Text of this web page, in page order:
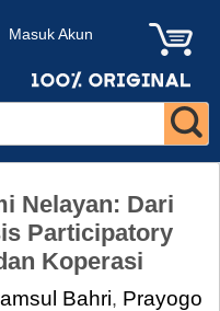
Masuk Akun
Nelayan: Dari
Participatory
Koperasi
Bahri, Prayogo